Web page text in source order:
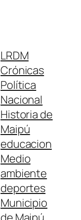
LRDM
Crónicas
Política
Nacional
Historia de
Maipú
educacion
Medio
ambiente
deportes
Municipio